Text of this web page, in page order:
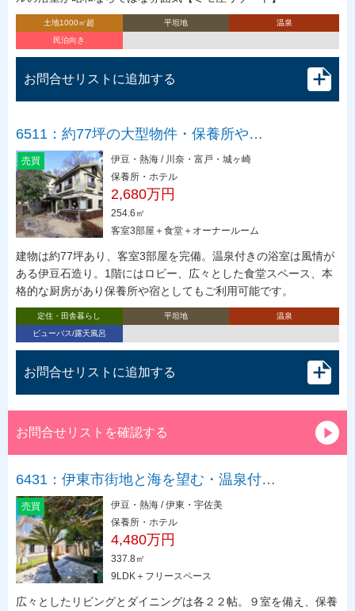
土地1000㎡超 平坦地
温泉
民泊向き
お問合せリストに追加する
6511：約77坪の大型物件・保養所や…
売買
伊豆・熱海 / 川奈・富戸・城ヶ崎
保養所・ホテル
2,680万円
254.6㎡
客室3部屋＋食堂＋オーナールーム
建物は約77坪あり、客室3部屋を完備。温泉付きの浴室は風情が
ある伊豆石造り。1階にはロビー、広々とした食堂スペース、本
格的な厨房があり保養所や宿としてもご利用可能です。
定住・田舎暮らし 平坦地
温泉
ビューバス/露天風呂
お問合せリストに追加する
お問合せリストを確認する
6431：伊東市街地と海を望む・温泉付…
売買
伊豆・熱海 / 伊東・宇佐美
保養所・ホテル
4,480万円
337.8㎡
9LDK＋フリースペース
広々としたリビングとダイニングは各２２帖。９室を備え、保養